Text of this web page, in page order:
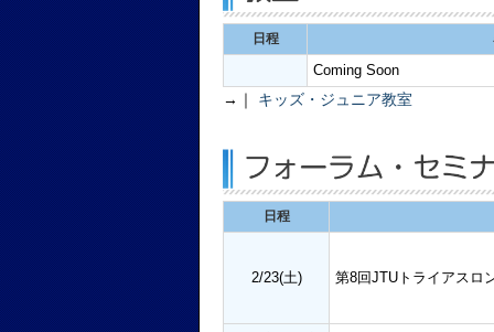
日程
Coming Soon
→｜ キッズ・ジュニア教室
日程
2/23(土) 第8回JTUトライアスロ